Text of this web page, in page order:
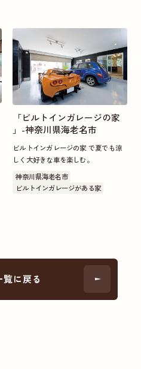
「ビルトインガレージの家
」-神奈川県海老名市
ビルトインガレージの家 で夏でも涼
しく大好きな車を楽しむ。
神奈川県海老名市
ビルトインガレージがある家
に戻る